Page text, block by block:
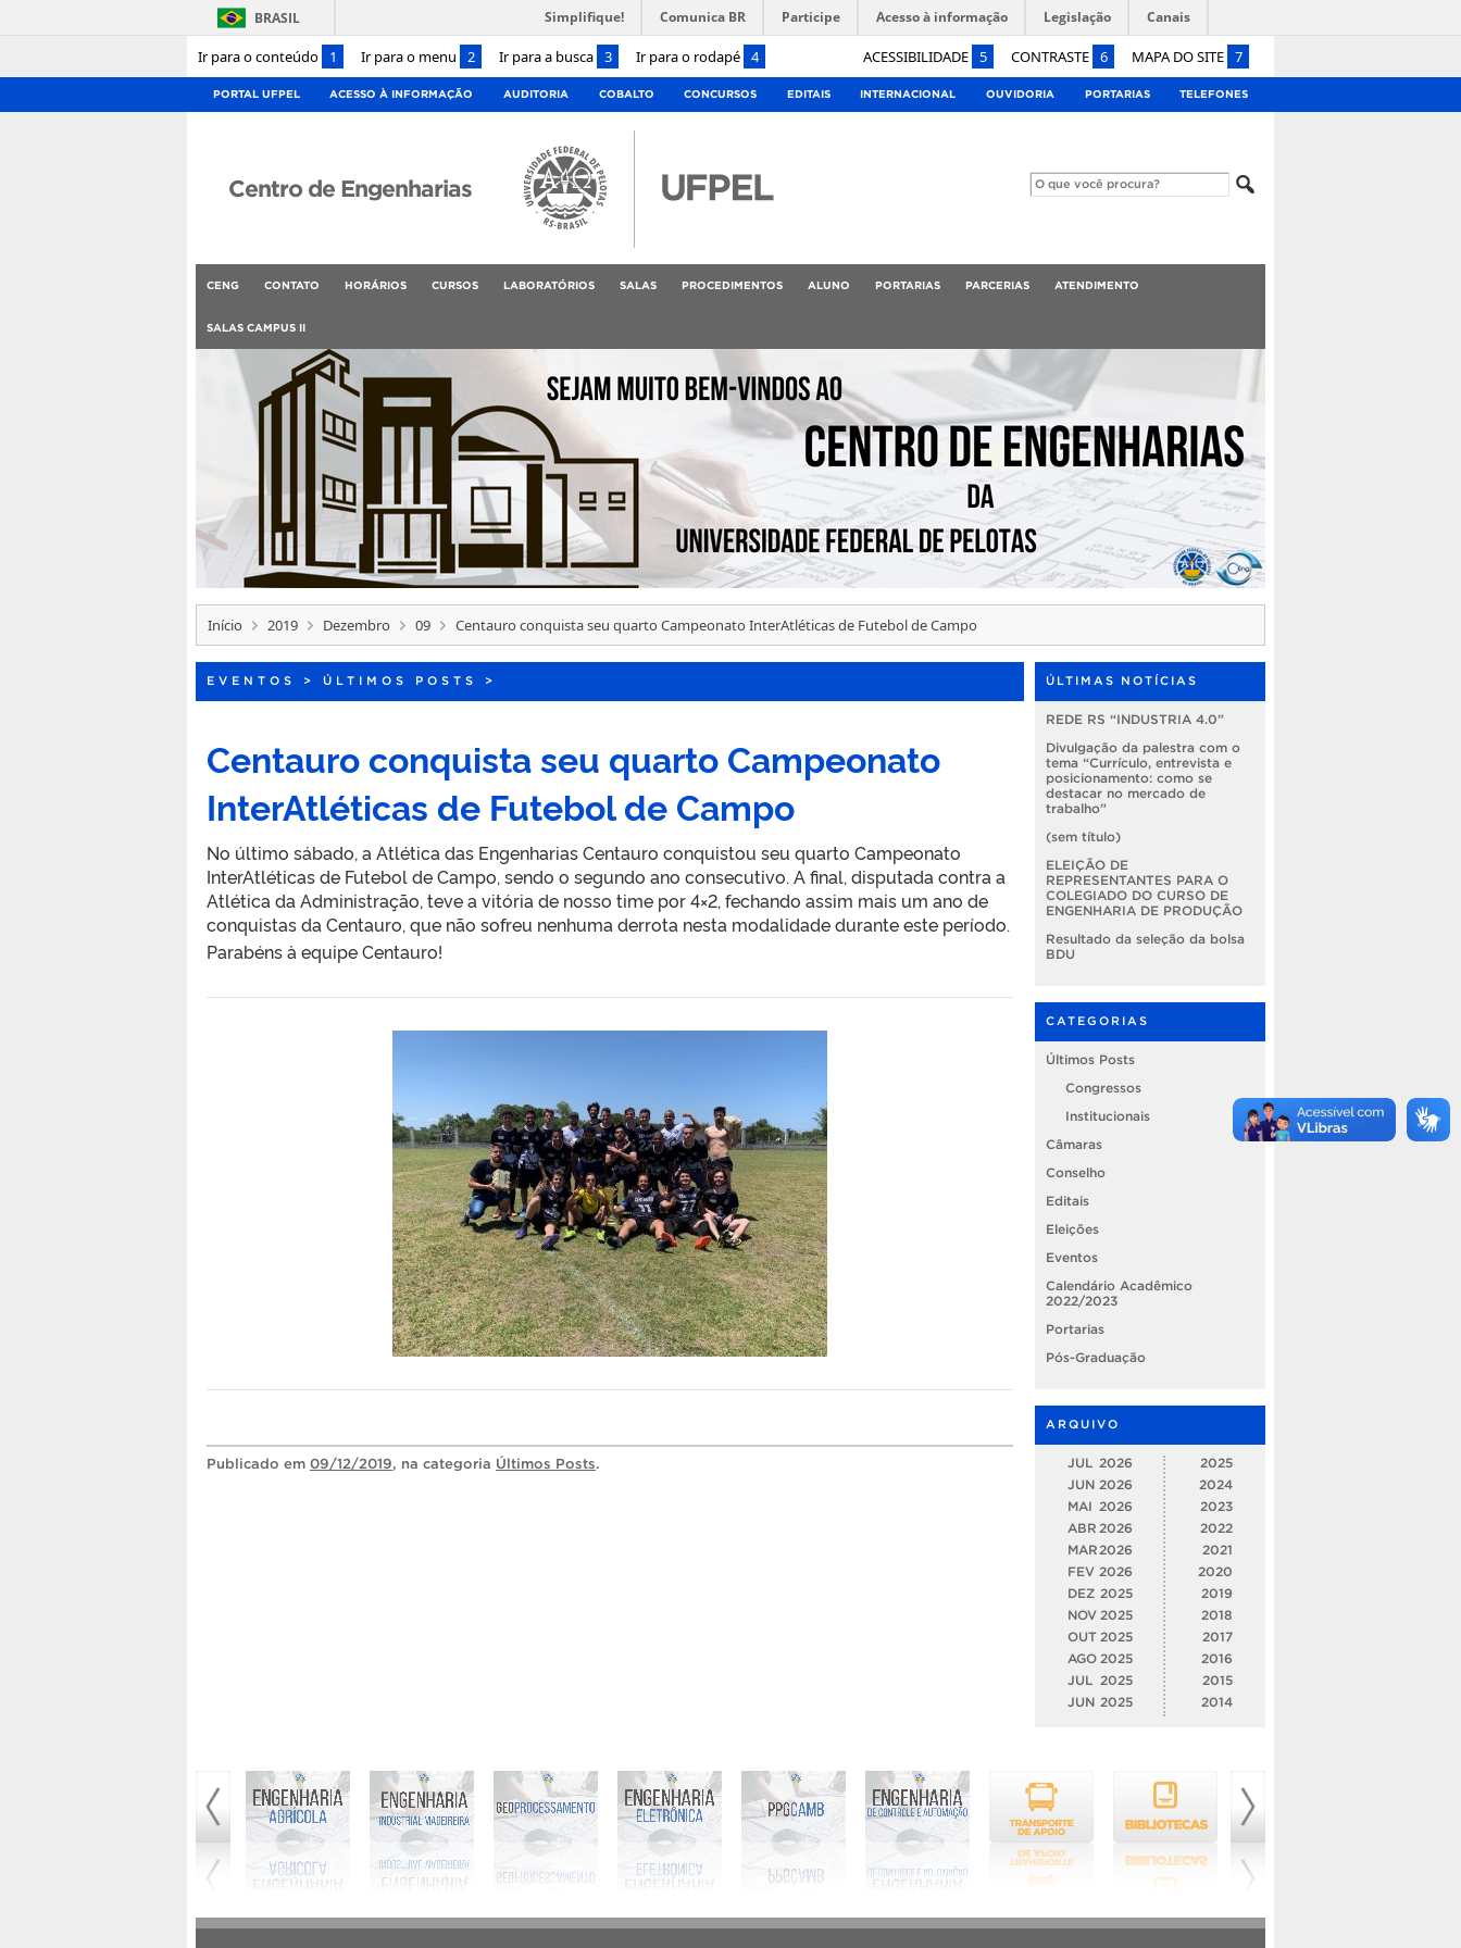
Ir para o conteúdo 1 Ir para o menu 2 Ir para a busca 3 Ir para o rodapé 4 ACESSIBILIDADE 5 CONTRASTE 6 MAPA DO SITE 7
BRASIL Simplifique! Comunica BR Participe Acesso à informação Legislação Canais
PORTAL UFPEL ACESSO À INFORMAÇÃO AUDITORIA COBALTO CONCURSOS EDITAIS INTERNACIONAL OUVIDORIA PORTARIAS TELEFONES
Centro de Engenharias
CENG CONTATO HORÁRIOS CURSOS LABORATÓRIOS SALAS PROCEDIMENTOS ALUNO PORTARIAS PARCERIAS ATENDIMENTO
SALAS CAMPUS II
Início 2019 Dezembro 09 Centauro conquista seu quarto Campeonato InterAtléticas de Futebol de Campo
EVENTOS > ÚLTIMOS POSTS >
Centauro conquista seu quarto Campeonato
InterAtléticas de Futebol de Campo
No último sábado, a Atlética das Engenharias Centauro conquistou seu quarto Campeonato
InterAtléticas de Futebol de Campo, sendo o segundo ano consecutivo. A final, disputada contra a
Atlética da Administração, teve a vitória de nosso time por 4×2, fechando assim mais um ano de
conquistas da Centauro, que não sofreu nenhuma derrota nesta modalidade durante este período.
Parabéns à equipe Centauro!
Publicado em 09/12/2019, na categoria Últimos Posts.
ÚLTIMAS NOTÍCIAS
REDE RS “INDUSTRIA 4.0”
Divulgação da palestra com o
tema “Currículo, entrevista e
posicionamento: como se
destacar no mercado de
trabalho”
(sem título)
ELEIÇÃO DE
REPRESENTANTES PARA O
COLEGIADO DO CURSO DE
ENGENHARIA DE PRODUÇÃO
Resultado da seleção da bolsa
BDU
CATEGORIAS
Últimos Posts
Congressos
Institucionais
Câmaras
Conselho
Editais
Eleições
Eventos
Calendário Acadêmico
2022/2023
Portarias
Pós-Graduação
ARQUIVO
JUL 2026
JUN 2026
MAI
2026
ABR 2026
MAR 2026
FEV 2026
DEZ 2025
NOV 2025
OUT 2025
AGO 2025
JUL
2025
JUN 2025
2025
2024
2023
2022
2021
2020
2019
2018
2017
2016
2015
2014